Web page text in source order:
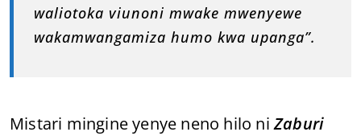
waliotoka viunoni mwake mwenyewe
wakamwangamiza humo kwa upanga”.
Mistari mingine yenye neno hilo niZaburi